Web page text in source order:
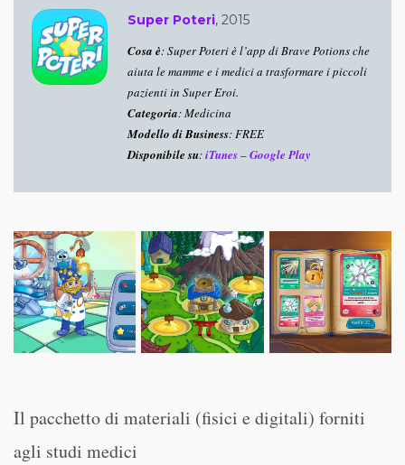
Super Poteri, 2015
Cosa è: Super Poteri è l’app di Brave Potions che
aiuta le mamme e i medici a trasformare i piccoli
pazienti in Super Eroi.
Categoria: Medicina
Modello di Business: FREE
Disponibile su:iTunes–Google Play
Il pacchetto di materiali (fisici e digitali) forniti
agli studi medici